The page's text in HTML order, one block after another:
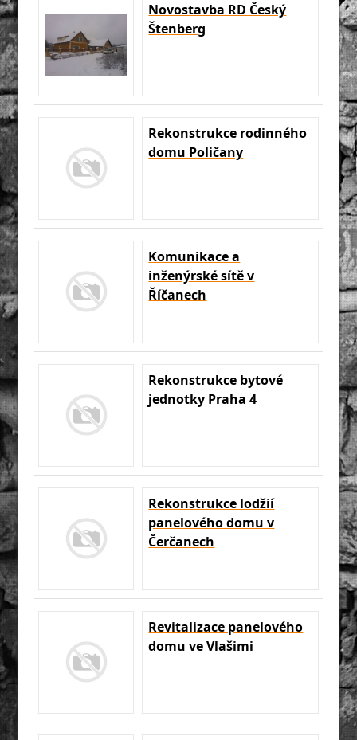
Novostavba RD Český
Štenberg
Rekonstrukce rodinného
domu Poličany
Komunikace a
inženýrské sítě v
Říčanech
Rekonstrukce bytové
jednotky Praha 4
Rekonstrukce lodžií
panelového domu v
Čerčanech
Revitalizace panelového
domu ve Vlašimi